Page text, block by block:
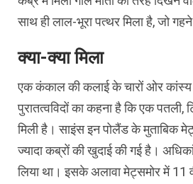
साथ ही लाल-भूरा पत्थर मिला है, जो गहने
क्या-क्या मिला
एक कंकाल की कलाई के चारों ओर कांस्य
पुरातत्वविदों का कहना है कि एक पतली,
मिली है। साइंस इन पोलैंड के मुताबिक
ज्यादा कब्रों की खुदाई की गई है।
लिया था। इसके अलावा मेट्समोर में 11